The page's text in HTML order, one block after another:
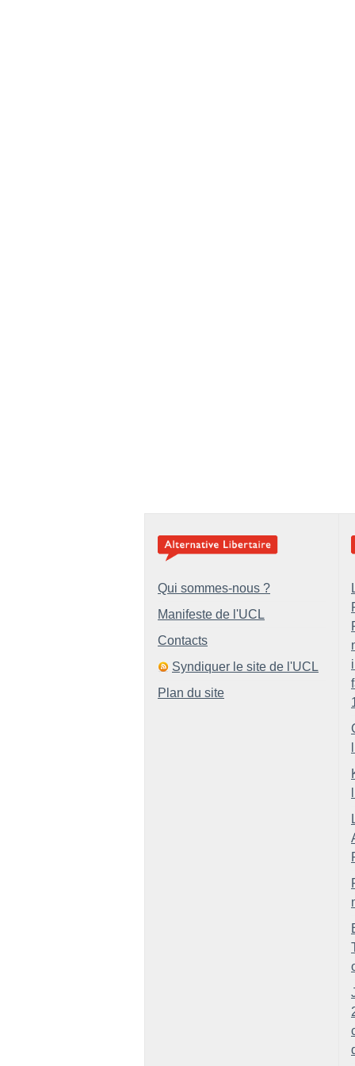
Qui sommes-nous ?
Manifeste de l'UCL
Contacts
Syndiquer le site de l'UCL
Plan du site